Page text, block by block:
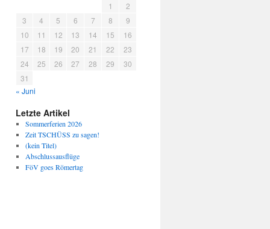
1
2
3
4 5 6 7 8
9
10
11 12 13 14 15
16
17
18 19 20 21 22
23
24
25 26 27 28 29
30
31
« Juni
Letzte Artikel
Sommerferien 2026
Zeit TSCHÜSS zu sagen!
(kein Titel)
Abschlussausflüge
FöV goes Römertag